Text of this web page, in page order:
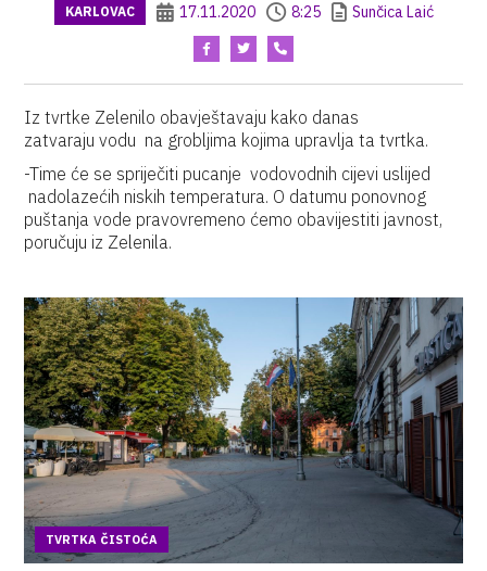
KARLOVAC 17.11.2020 8:25 Sunčica Laić
Iz tvrtke Zelenilo obavještavaju kako danas
zatvaraju vodu na grobljima kojima upravlja ta tvrtka.
-Time će se spriječiti pucanje vodovodnih cijevi uslijed
nadolazećih niskih temperatura. O datumu ponovnog
puštanja vode pravovremeno ćemo obavijestiti javnost,
poručuju iz Zelenila.
TVRTKA ČISTOĆA